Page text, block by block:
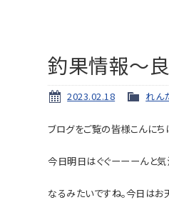
釣果情報～良
2023.02.18 れん
ブログをご覧の皆様こんに
今日明日はぐぐーーーんと気
なるみたいですね。今日はお